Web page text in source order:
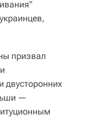
призвал
двусторонних
—